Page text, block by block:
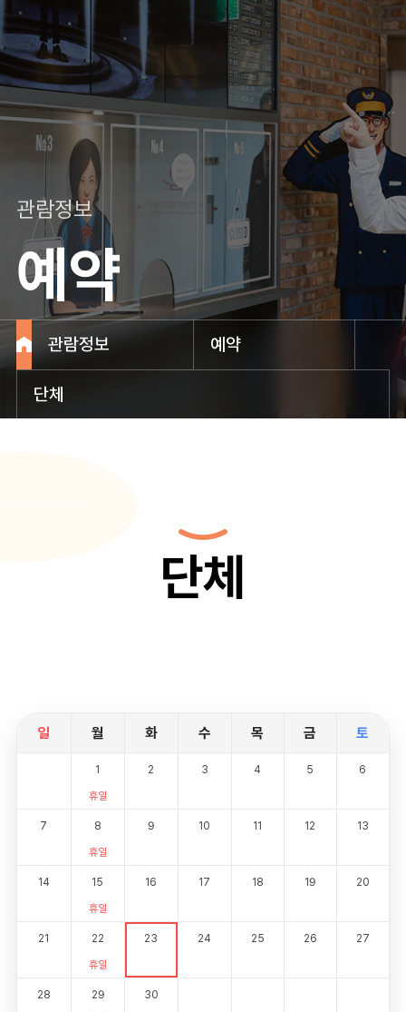
관람정보
예약
관람정보 예약
단체
단체
일 월 화 수 목 금 토
1
휴일
2 3 4 5 6
7
8
휴일
9 10 11 12 13
14
15
휴일
16 17 18 19 20
21
22
휴일
23 24 25 26 27
28
29
30